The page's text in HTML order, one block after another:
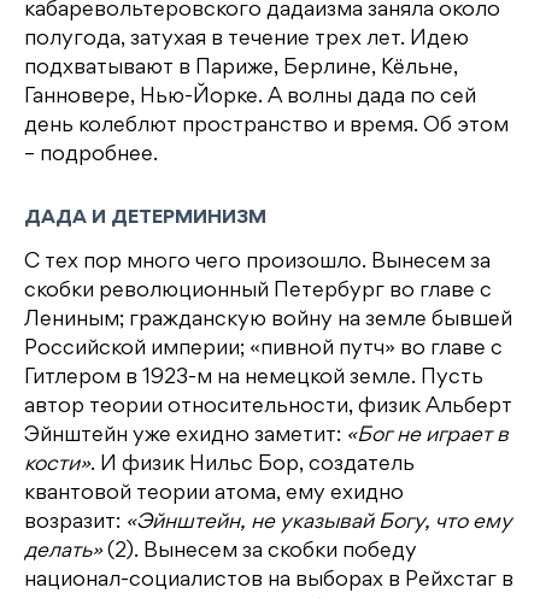
кабаревольтеровского дадаизма заняла около
полугода, затухая в течение трех лет. Идею
подхватывают в Париже, Берлине, Кёльне,
Ганновере, Нью-Йорке. А волны дада по сей
день колеблют пространство и время. Об этом
– подробнее.
ДАДА И ДЕТЕРМИНИЗМ
С тех пор много чего произошло. Вынесем за
скобки революционный Петербург во главе с
Лениным; гражданскую войну на земле бывшей
Российской империи; «пивной путч» во главе с
Гитлером в 1923-м на немецкой земле. Пусть
автор теории относительности, физик Альберт
Эйнштейн уже ехидно заметит: «Бог не играет в
кости». И физик Нильс Бор, создатель
квантовой теории атома, ему ехидно
возразит: «Эйнштейн, не указывай Богу, что ему
делать»(2). Вынесем за скобки победу
национал-социалистов на выборах в Рейхстаг в